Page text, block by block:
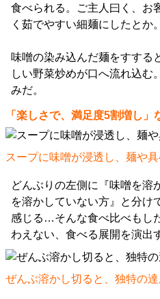
食べられる。ご主人曰く、お
く茹でやすい細麺にしたとか。
味噌の染み込んだ麺をすする
しい野菜炒めが口へ流れ込む
みだ。
「楽しさで、満足度5割増し」
スープに味噌が浸透し、麺や
どんぶりの左側に『味噌を溶
を溶かしていない方』と分け
感じる…そんな食べ比べもし
わえない、食べる展開を演出
ぜんぶ溶かし切ると、独特の達